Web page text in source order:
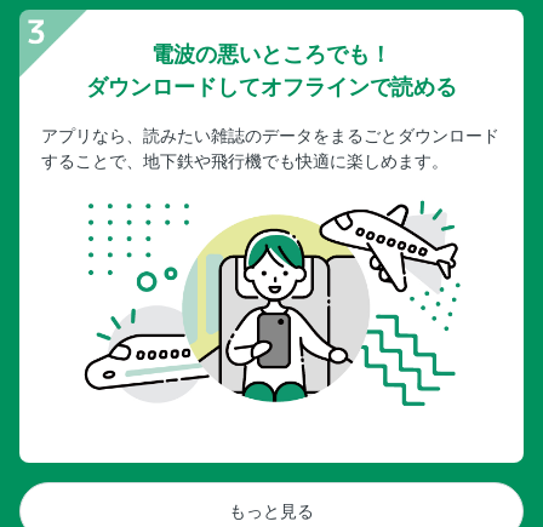
電波の悪いところでも！
ダウンロードしてオフラインで読める
アプリなら、読みたい雑誌のデータをまるごとダウンロード
することで、地下鉄や飛行機でも快適に楽しめます。
もっと見る